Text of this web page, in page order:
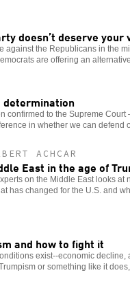
doesn’t deserve your
against the Republicans in the
are offering an
determination
confirmed to the Supreme
in whether we can defend
ACHCAR
East in the age of
on the Middle East looks at
has changed for the U.S. and
and how to fight it
exist--economic decline,
or something like it